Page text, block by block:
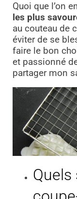
Quoi que l’on
les plus
au couteau de
éviter de se
faire le bon
et passionné
partager mon